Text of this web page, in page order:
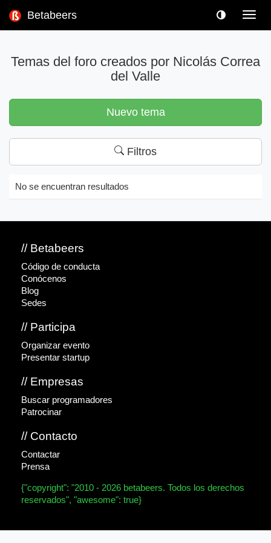
Betabeers
Temas del foro creados por Nicolás Correa
del Valle
Nuevo tema
Filtros
No se encuentran resultados
// Betabeers
Código de conducta
Conócenos
Blog
Sedes
// Participa
Organizar evento
Presentar startup
// Empresas
Buscar programadores
Patrocinar
// Contacto
Contactar
Prensa
{"copyright": "2010 - 2026 betabeers. Todos los derechos
reservados", "awesome": true}